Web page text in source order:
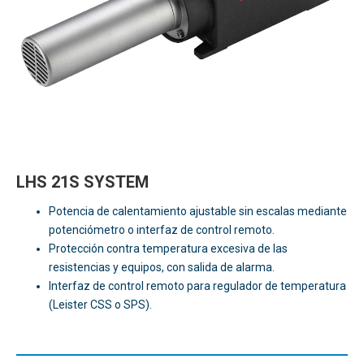
LHS 21S SYSTEM
Potencia de calentamiento ajustable sin escalas mediante
potenciómetro o interfaz de control remoto.
Protección contra temperatura excesiva de las
resistencias y equipos, con salida de alarma.
Interfaz de control remoto para regulador de temperatura
(Leister CSS o SPS).